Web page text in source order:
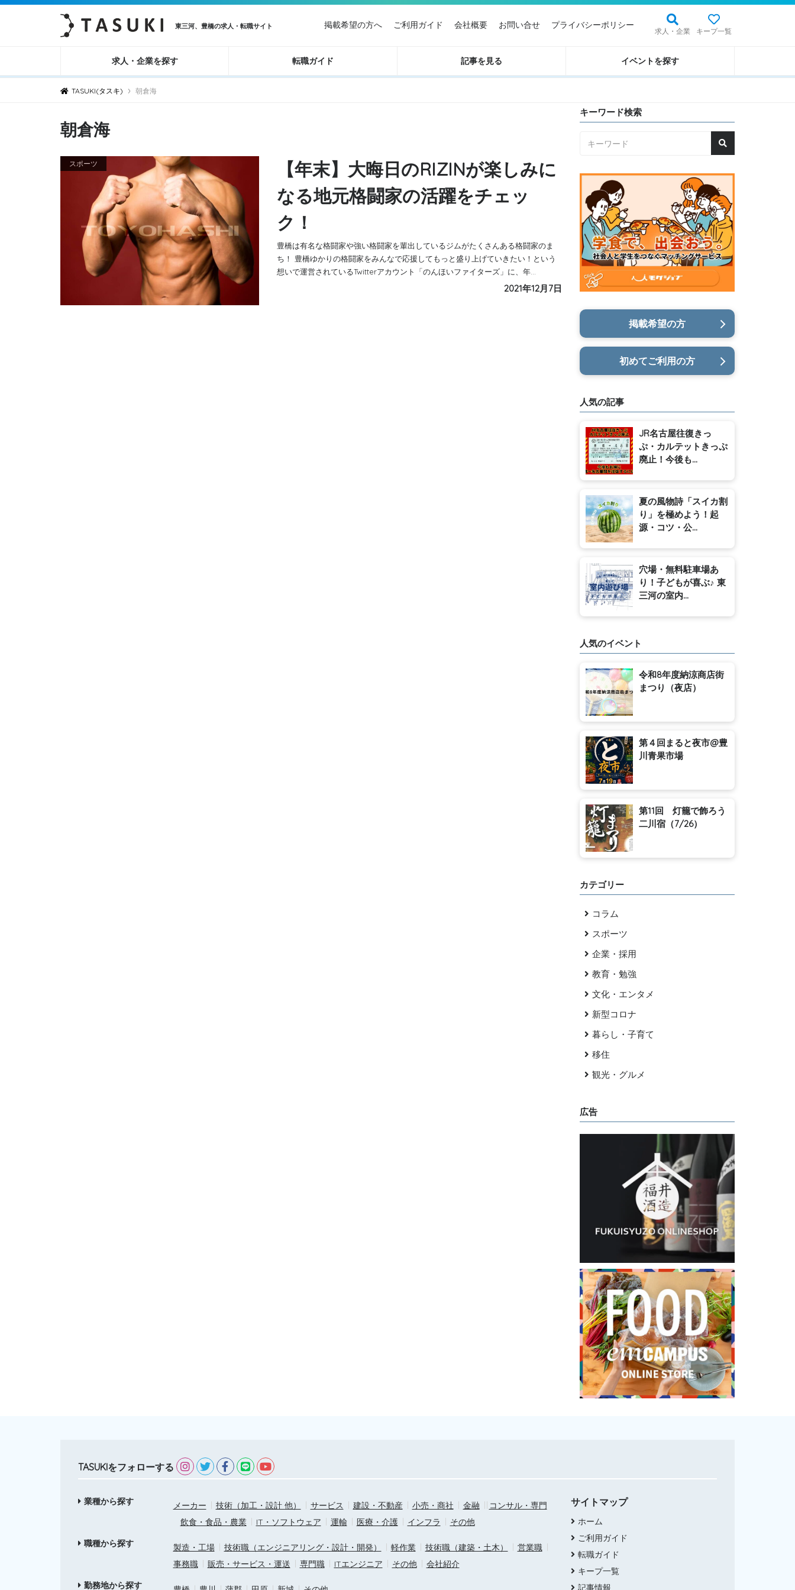
東三河、豊橋の求人・転職サイト
求人・企業 キープ一覧
掲載希望の方へ ご利用ガイド 会社概要 お問い合せ プライバシーポリシー
求人・企業を探す 転職ガイド 記事を見る イベントを探す
TASUKI(タスキ) › 朝倉海
朝倉海
スポーツ
【年末】大晦日のRIZINが楽しみに
なる地元格闘家の活躍をチェッ
ク！
豊橋は有名な格闘家や強い格闘家を輩出しているジムがたくさんある格闘家のま
ち！ 豊橋ゆかりの格闘家をみんなで応援してもっと盛り上げていきたい！という
想いで運営されているTwitterアカウント「のんほいファイターズ」に、年…
2021年12月7日
キーワード検索
掲載希望の方
初めてご利用の方
人気の記事
JR名古屋往復きっ
ぷ・カルテットきっぷ
廃止！今後も...
夏の風物詩「スイカ割
り」を極めよう！起
源・コツ・公...
穴場・無料駐車場あ
り！子どもが喜ぶ♪ 東
三河の室内...
人気のイベント
令和8年度納涼商店街
まつり（夜店）
第４回まると夜市@豊
川青果市場
第11回 灯籠で飾ろう
二川宿（7/26）
カテゴリー
コラム
スポーツ
企業・採用
教育・勉強
文化・エンタメ
新型コロナ
暮らし・子育て
移住
観光・グルメ
広告
TASUKIをフォローする
業種から探す メーカー 技術（加工・設計 他） サービス 建設・不動産 小売・商社 金融
コンサル・専門
飲食・食品・農業
IT・ソフトウェア 運輸 医療・介護 インフラ
その他
職種から探す
製造・工場 技術職（エンジニアリング・設計・開発） 軽作業 技術職（建築・土木）
営業職
事務職
販売・サービス・運送 専門職 ITエンジニア その他
会社紹介
勤務地から探す
サイトマップ
ホーム
ご利用ガイド
転職ガイド
キープ一覧
記事情報